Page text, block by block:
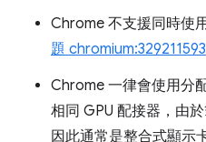
Chrome 不支援同時使
題 chromium:329211593
Chrome 一律會使用分
相同 GPU 配接器，由
因此通常是整合式顯示